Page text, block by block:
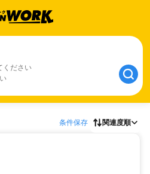
ください
条件保存 関連度順